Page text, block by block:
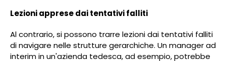
Lezioni apprese dai tentativi falliti
Al contrario, si possono trarre lezioni dai tentativi falliti
di navigare nelle strutture gerarchiche. Un manager ad
interim in un'azienda tedesca, ad esempio, potrebbe